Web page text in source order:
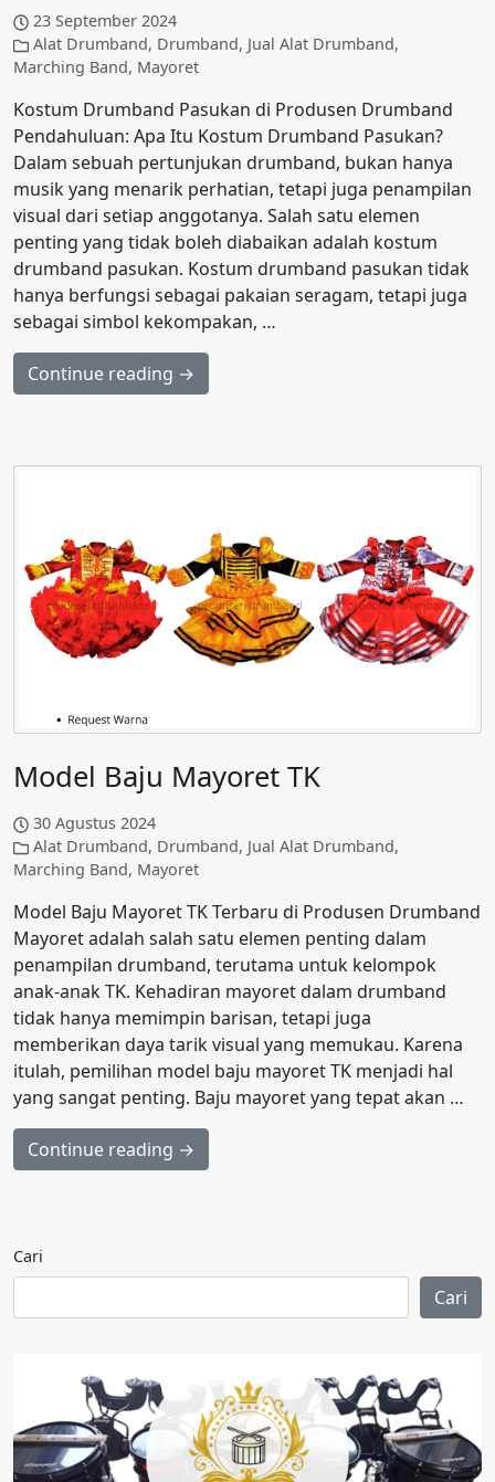
23 September 2024
Alat Drumband, Drumband, Jual Alat Drumband,
Marching Band, Mayoret
Kostum Drumband Pasukan di Produsen Drumband
Pendahuluan: Apa Itu Kostum Drumband Pasukan?
Dalam sebuah pertunjukan drumband, bukan hanya
musik yang menarik perhatian, tetapi juga penampilan
visual dari setiap anggotanya. Salah satu elemen
penting yang tidak boleh diabaikan adalah kostum
drumband pasukan. Kostum drumband pasukan tidak
hanya berfungsi sebagai pakaian seragam, tetapi juga
sebagai simbol kekompakan, …
Continue reading →
Model Baju Mayoret TK
30 Agustus 2024
Alat Drumband, Drumband, Jual Alat Drumband,
Marching Band, Mayoret
Model Baju Mayoret TK Terbaru di Produsen Drumband
Mayoret adalah salah satu elemen penting dalam
penampilan drumband, terutama untuk kelompok
anak-anak TK. Kehadiran mayoret dalam drumband
tidak hanya memimpin barisan, tetapi juga
memberikan daya tarik visual yang memukau. Karena
itulah, pemilihan model baju mayoret TK menjadi hal
yang sangat penting. Baju mayoret yang tepat akan …
Continue reading →
Cari
Cari